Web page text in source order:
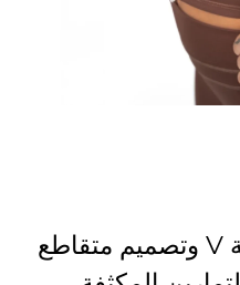
حمالة صدر رياضية برقبة V وتصميم متقاطع